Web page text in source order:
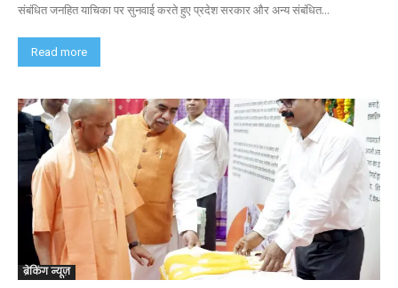
संबंधित जनहित याचिका पर सुनवाई करते हुए प्रदेश सरकार और अन्य संबंधित...
Read more
ब्रेकिंग न्यूज़